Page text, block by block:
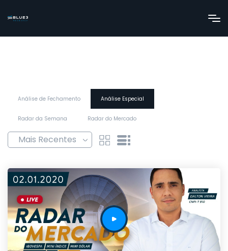
Análise de Fechamento Análise Especial
Radar da Semana Radar do Mercado